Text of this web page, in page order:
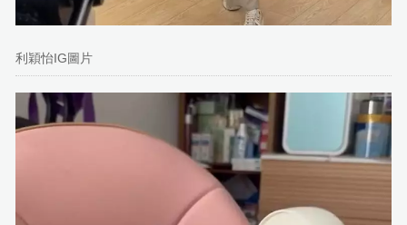
利穎怡IG圖片